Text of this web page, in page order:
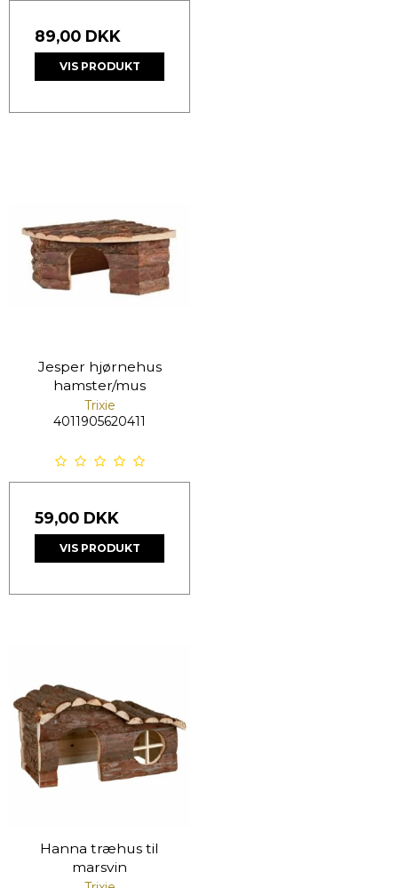
89,00 DKK
VIS PRODUKT
Jesper hjørnehus
hamster/mus
Trixie
4011905620411
59,00 DKK
VIS PRODUKT
Hanna træhus til
marsvin